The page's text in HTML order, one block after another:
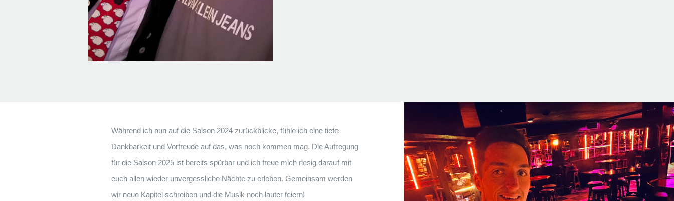
Während ich nun auf die Saison 2024 zurückblicke, fühle ich eine tiefe
Dankbarkeit und Vorfreude auf das, was noch kommen mag. Die Aufregung
für die Saison 2025 ist bereits spürbar und ich freue mich riesig darauf mit
euch allen wieder unvergessliche Nächte zu erleben. Gemeinsam werden
wir neue Kapitel schreiben und die Musik noch lauter feiern!